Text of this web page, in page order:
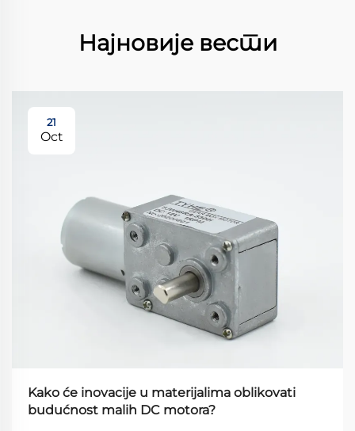
Најновије вести
21
Oct
Kako će inovacije u materijalima oblikovati
budućnost malih DC motora?